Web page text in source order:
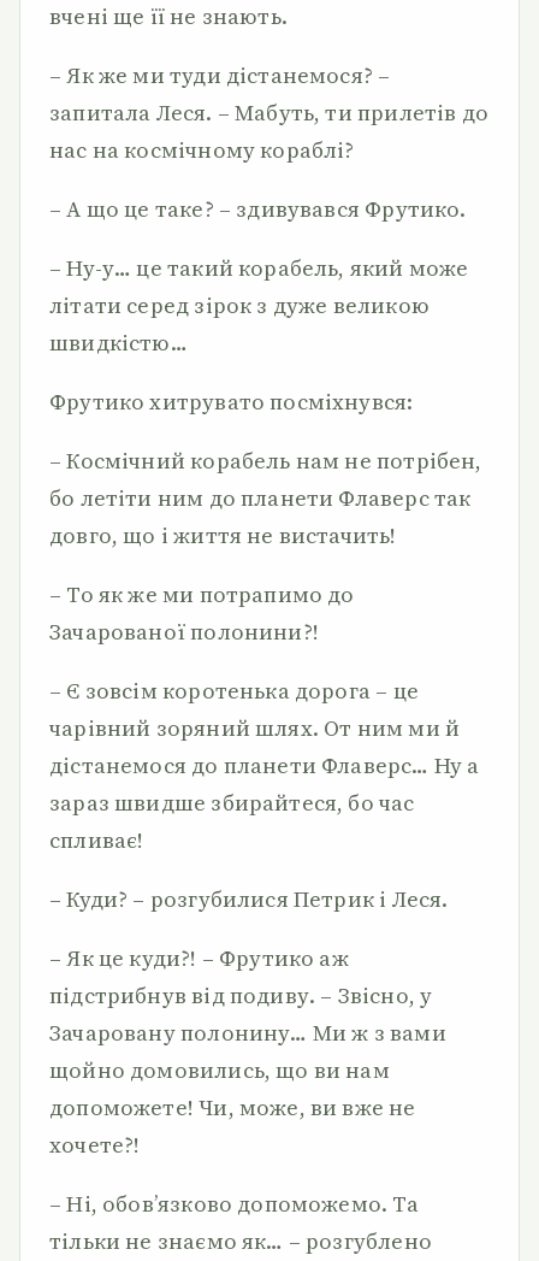
вчені ще її не знають.
– Як же ми туди дістанемося? –
запитала Леся. – Мабуть, ти прилетів до
нас на космічному кораблі?
– А що це таке? – здивувався Фрутико.
– Ну-у… це такий корабель, який може
літати серед зірок з дуже великою
швидкістю…
Фрутико хитрувато посміхнувся:
– Космічний корабель нам не потрібен,
бо летіти ним до планети Флаверс так
довго, що і життя не вистачить!
– То як же ми потрапимо до
Зачарованої полонини?!
– Є зовсім коротенька дорога – це
чарівний зоряний шлях. От ним ми й
дістанемося до планети Флаверс… Ну а
зараз швидше збирайтеся, бо час
спливає!
– Куди? – розгубилися Петрик і Леся.
– Як це куди?! – Фрутико аж
підстрибнув від подиву. – Звісно, у
Зачаровану полонину… Ми ж з вами
щойно домовились, що ви нам
допоможете! Чи, може, ви вже не
хочете?!
– Ні, обов’язково допоможемо. Та
тільки не знаємо як… – розгублено